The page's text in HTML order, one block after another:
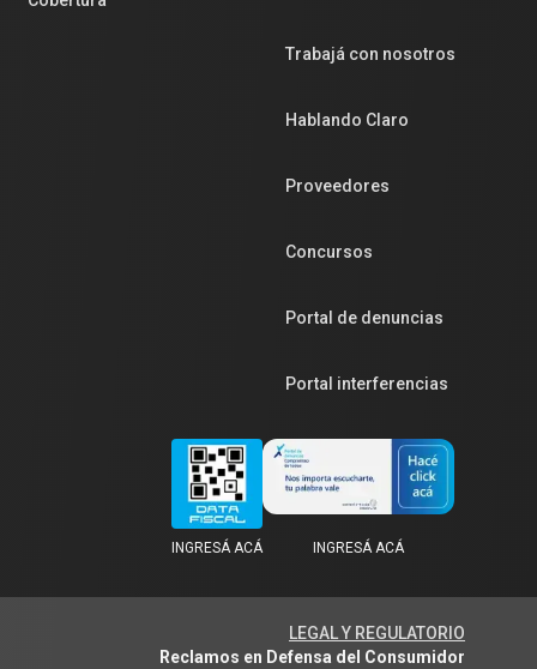
Trabajá con nosotros
Hablando Claro
Proveedores
Concursos
Portal de denuncias
Portal interferencias
INGRESÁ ACÁ INGRESÁ ACÁ
LEGAL Y REGULATORIO
Reclamos en Defensa del Consumidor